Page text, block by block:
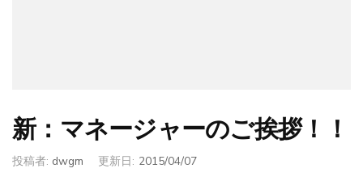
新：マネージャーのご挨拶！！
投稿者: dwgm 更新日: 2015/04/07